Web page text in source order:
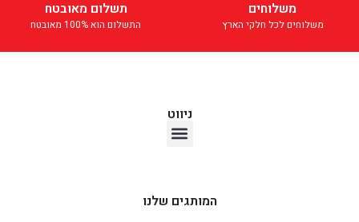
משלוחים
משלוחים לכל חלקי הארץ
תשלום מאובטח
התשלום הוא 100% מאובטח
ניווט
המותגים שלנו